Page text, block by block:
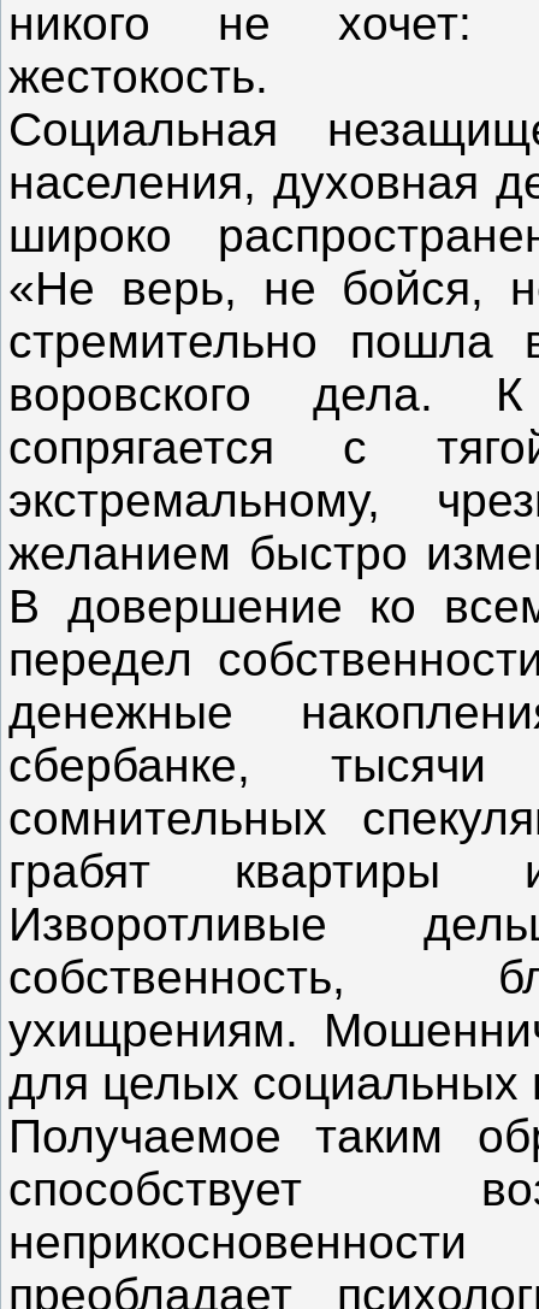
никого не хочет:
жестокость.
Социальная
населения, духовная
широко
«Не верь, не бойся,
стремительно пошла
воровского дела.
сопрягается с
экстремальному,
желанием быстро
В довершение ко
передел
денежные
сбербанке,
сомнительных
грабят квартиры
Изворотливые
собственность,
ухищрениям.
для целых социальных
Получаемое таким
способствует
преобладает